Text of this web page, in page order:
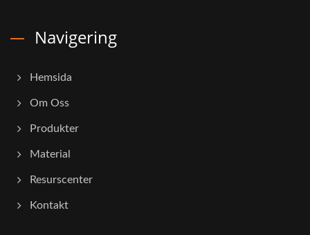
Navigering
Hemsida
Om Oss
Produkter
Material
Resurscenter
Kontakt